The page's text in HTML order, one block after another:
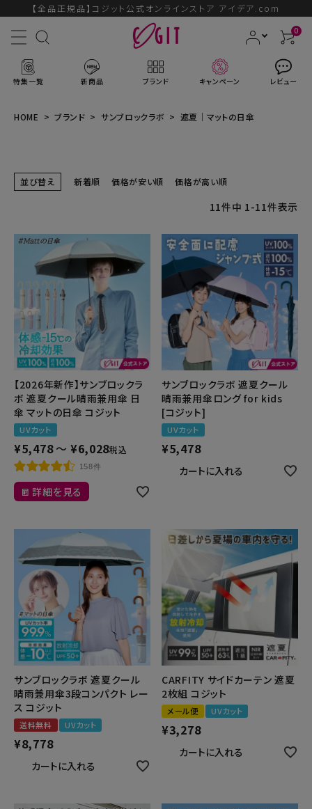
【全品正規品】コジット公式オンラインストア アイデア.com
0
特集一覧 新商品 ブランド キャンペーン レビュー
ACCOUNT MENU
ようこそ ゲスト 様
ブランドから探す
新商品
暑さ・紫外線対策グッズ
推し活グッズ
掃除グッズ
生活雑貨
ファッション
アウトドア・トラベル
インテリア
健康
カテゴリ一覧
お悩み解決コラム
INFORMATION
HOME ブランド サンブロックラボ 遮夏｜マットの日傘
並び替え 新着順 価格が安い順 価格が高い順
11件中 1-11件表示
【2026年新作】サンブロックラ
ボ 遮夏クール晴雨兼用傘 日
傘 マットの日傘 コジット
UVカット
¥5,478〜 ¥6,028税込
158件
詳細を見る
サンブロックラボ 遮夏クール
晴雨兼用傘ロング for kids
[コジット]
UVカット
¥5,478
カートに入れる
サンブロックラボ 遮夏クール
晴雨兼用傘3段コンパクト レー
ス コジット
送料無料 UVカット
¥8,778
カートに入れる
CARFITY サイドカーテン 遮夏
2枚組 コジット
メール便 UVカット
¥3,278
カートに入れる